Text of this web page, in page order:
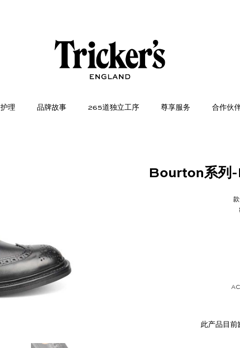
理 品牌故事 265道独立工序 尊享服务 合作伙
Bourton系列
此产品目前